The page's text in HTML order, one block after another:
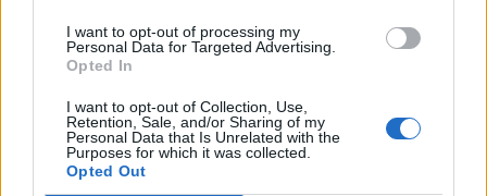
I want to opt-out of processing my
Personal Data for Targeted Advertising.
Opted In
I want to opt-out of Collection, Use,
Retention, Sale, and/or Sharing of my
Personal Data that Is Unrelated with the
Purposes for which it was collected.
Opted Out
Stime: 7 Commenti: 5
Ti stimo fratello
Link